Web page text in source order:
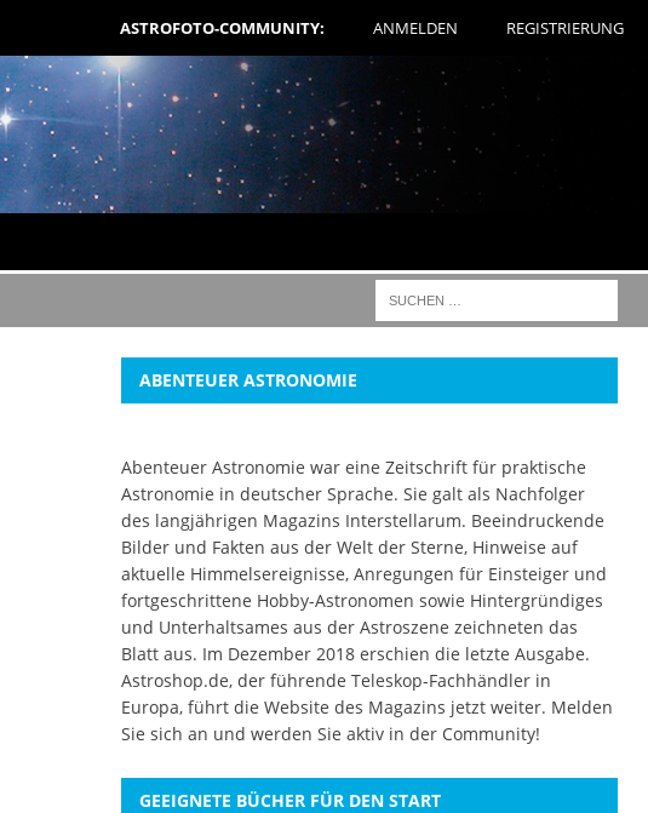
ASTROFOTO-COMMUNITY: ANMELDEN REGISTRIERUNG
ABENTEUER ASTRONOMIE
Abenteuer Astronomie war eine Zeitschrift für praktische
Astronomie in deutscher Sprache. Sie galt als Nachfolger
des langjährigen Magazins Interstellarum. Beeindruckende
Bilder und Fakten aus der Welt der Sterne, Hinweise auf
aktuelle Himmelsereignisse, Anregungen für Einsteiger und
fortgeschrittene Hobby-Astronomen sowie Hintergründiges
und Unterhaltsames aus der Astroszene zeichneten das
Blatt aus. Im Dezember 2018 erschien die letzte Ausgabe.
Astroshop.de, der führende Teleskop-Fachhändler in
Europa, führt die Website des Magazins jetzt weiter. Melden
Sie sich an und werden Sie aktiv in der Community!
GEEIGNETE BÜCHER FÜR DEN START